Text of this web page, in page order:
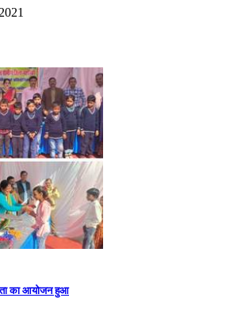
का आयोजन हुआ